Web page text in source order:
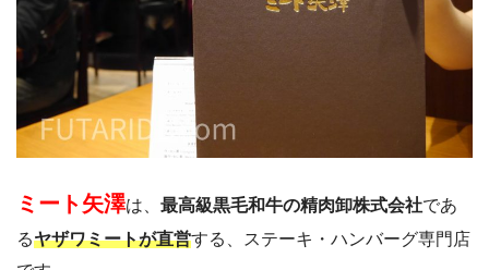
ミート矢澤は、 最高級黒毛和牛の精肉卸株式会社であ
るヤザワミートが直営する、ステーキ・ハンバーグ専門店